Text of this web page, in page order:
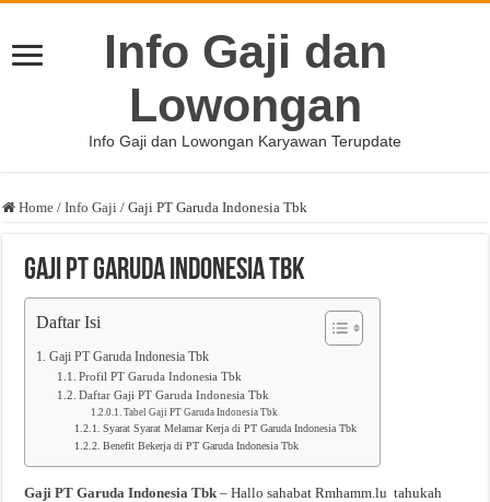
Info Gaji dan
Lowongan
Info Gaji dan Lowongan Karyawan Terupdate
Home / Info Gaji / Gaji PT Garuda Indonesia Tbk
Gaji PT Garuda Indonesia Tbk
Daftar Isi
Gaji PT Garuda Indonesia Tbk
Profil PT Garuda Indonesia Tbk
Daftar Gaji PT Garuda Indonesia Tbk
Tabel Gaji PT Garuda Indonesia Tbk
Syarat Syarat Melamar Kerja di PT Garuda Indonesia Tbk
Benefit Bekerja di PT Garuda Indonesia Tbk
Gaji PT Garuda Indonesia Tbk – Hallo sahabat Rmhamm.lu tahukah